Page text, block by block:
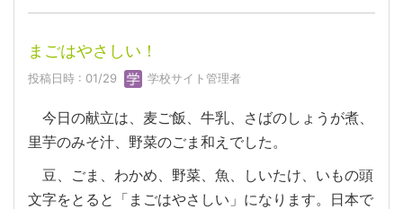
まごはやさしい！
投稿日時 : 01/29 学校サイト管理者
今日の献立は、麦ご飯、牛乳、さばのしょうが煮、
里芋のみそ汁、野菜のごま和えでした。
豆、ごま、わかめ、野菜、魚、しいたけ、いもの頭
文字をとると「まごはやさしい」になります。日本で